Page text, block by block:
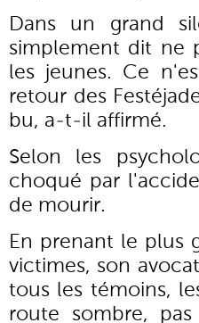
Dans un grand
simplement dit ne
les jeunes. Ce
retour des
bu, a-t-il affirmé.
Selon les
choqué par
de mourir.
En prenant le plus
victimes, son
tous les témoins,
route sombre,